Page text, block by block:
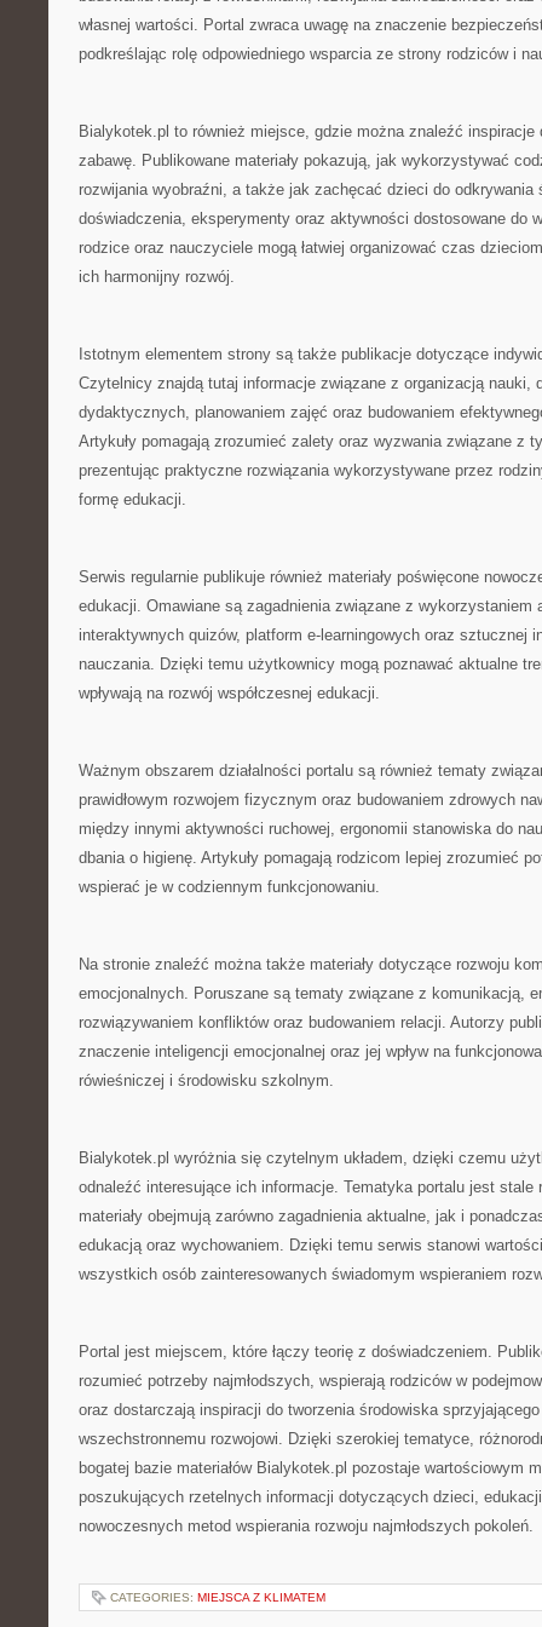
własnej wartości. Portal zwraca uwagę na znaczenie
podkreślając rolę odpowiedniego wsparcia ze strony rodziców i
Bialykotek.pl to również miejsce, gdzie można znaleźć
zabawę. Publikowane materiały pokazują, jak wykorzystywać
rozwijania wyobraźni, a także jak zachęcać dzieci do odkrywania
doświadczenia, eksperymenty oraz aktywności dostosowane do
rodzice oraz nauczyciele mogą łatwiej organizować czas
ich harmonijny rozwój.
Istotnym elementem strony są także publikacje dotyczące
Czytelnicy znajdą tutaj informacje związane z organizacją nauki,
dydaktycznych, planowaniem zajęć oraz budowaniem
Artykuły pomagają zrozumieć zalety oraz wyzwania związane z
prezentując praktyczne rozwiązania wykorzystywane przez
formę edukacji.
Serwis regularnie publikuje również materiały poświęcone
edukacji. Omawiane są zagadnienia związane z wykorzystaniem
interaktywnych quizów, platform e-learningowych oraz sztucznej
nauczania. Dzięki temu użytkownicy mogą poznawać aktualne
wpływają na rozwój współczesnej edukacji.
Ważnym obszarem działalności portalu są również tematy
prawidłowym rozwojem fizycznym oraz budowaniem zdrowych
między innymi aktywności ruchowej, ergonomii stanowiska do
dbania o higienę. Artykuły pomagają rodzicom lepiej zrozumieć
wspierać je w codziennym funkcjonowaniu.
Na stronie znaleźć można także materiały dotyczące rozwoju
emocjonalnych. Poruszane są tematy związane z komunikacją,
rozwiązywaniem konfliktów oraz budowaniem relacji. Autorzy
znaczenie inteligencji emocjonalnej oraz jej wpływ na
rówieśniczej i środowisku szkolnym.
Bialykotek.pl wyróżnia się czytelnym układem, dzięki czemu
odnaleźć interesujące ich informacje. Tematyka portalu jest stale
materiały obejmują zarówno zagadnienia aktualne, jak i
edukacją oraz wychowaniem. Dzięki temu serwis stanowi
wszystkich osób zainteresowanych świadomym wspieraniem
Portal jest miejscem, które łączy teorię z doświadczeniem.
rozumieć potrzeby najmłodszych, wspierają rodziców w
oraz dostarczają inspiracji do tworzenia środowiska
wszechstronnemu rozwojowi. Dzięki szerokiej tematyce,
bogatej bazie materiałów Bialykotek.pl pozostaje wartościowym
poszukujących rzetelnych informacji dotyczących dzieci,
nowoczesnych metod wspierania rozwoju najmłodszych pokoleń.
CATEGORIES: MIEJSCA Z KLIMATEM